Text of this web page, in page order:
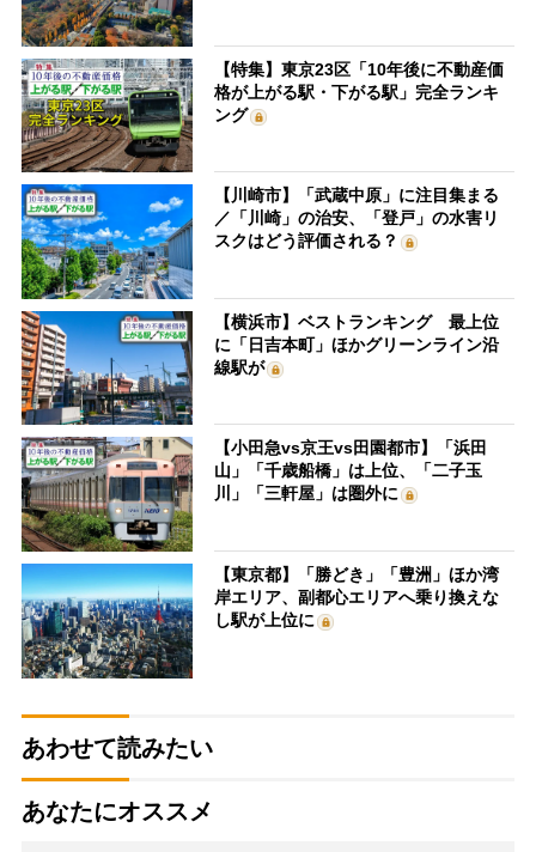
【特集】東京23区「10年後に不動産価
格が上がる駅・下がる駅」完全ランキ
ング
【川崎市】「武蔵中原」に注目集まる
／「川崎」の治安、「登戸」の水害リ
スクはどう評価される？
【横浜市】ベストランキング 最上位
に「日吉本町」ほかグリーンライン沿
線駅が
【小田急vs京王vs田園都市】「浜田
山」「千歳船橋」は上位、「二子玉
川」「三軒屋」は圏外に
【東京都】「勝どき」「豊洲」ほか湾
岸エリア、副都心エリアへ乗り換えな
し駅が上位に
あわせて読みたい
あなたにオススメ